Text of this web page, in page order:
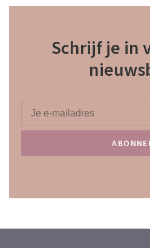
Schrijf je in